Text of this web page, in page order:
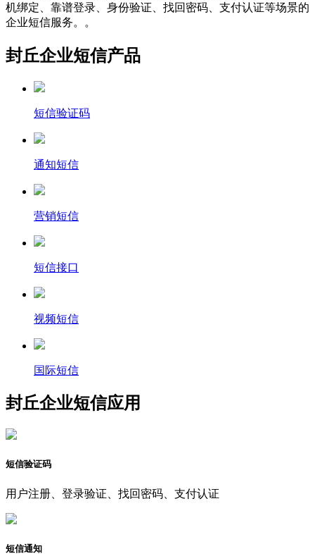
机绑定、靠谱登录、身份验证、找回密码、支付认证等场景的
企业短信服务。。
封丘企业短信产品
短信验证码
通知短信
营销短信
短信接口
视频短信
国际短信
封丘企业短信应用
短信验证码
用户注册、登录验证、找回密码、支付认证
短信通知